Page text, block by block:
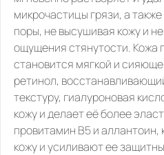
микрочастицы грязи, а
поры, не высушивая кожу и
ощущения стянутости. Кожа
становится мягкой и
ретинол,
текстуру, гиалуроновая
кожу и делает её более
провитамин B5 и
кожу и усиливают ее